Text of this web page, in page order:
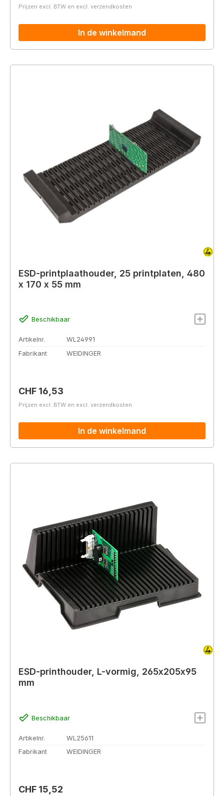
Prijzen excl. BTW en excl. verzendkosten
In de winkelmand
ESD-printplaathouder, 25 printplaten, 480
x 170 x 55 mm
Beschikbaar
Artikelnr.
WL24991
Fabrikant
WEIDINGER
Normale prijs:
CHF 16,53
Prijzen excl. BTW en excl. verzendkosten
In de winkelmand
ESD-printhouder, L-vormig, 265x205x95
mm
Beschikbaar
Artikelnr.
WL25611
Fabrikant
WEIDINGER
Normale prijs:
CHF 15,52